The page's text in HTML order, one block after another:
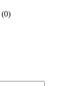
(0)